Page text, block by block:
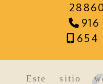
Este sitio
654